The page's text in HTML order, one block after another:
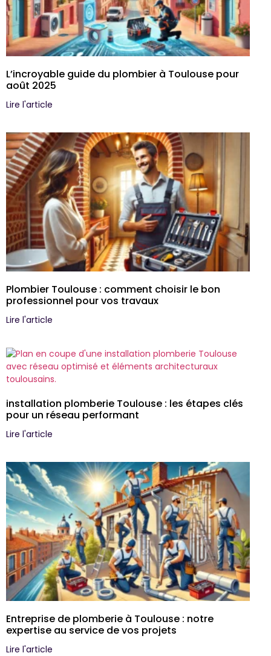
L’incroyable guide du plombier à Toulouse pour
août 2025
Lire l'article
Plombier Toulouse : comment choisir le bon
professionnel pour vos travaux
Lire l'article
installation plomberie Toulouse : les étapes clés
pour un réseau performant
Lire l'article
Entreprise de plomberie à Toulouse : notre
expertise au service de vos projets
Lire l'article